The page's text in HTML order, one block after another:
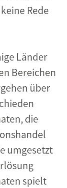
Rede
Länder
Bereichen
über
die
umgesetzt
spielt